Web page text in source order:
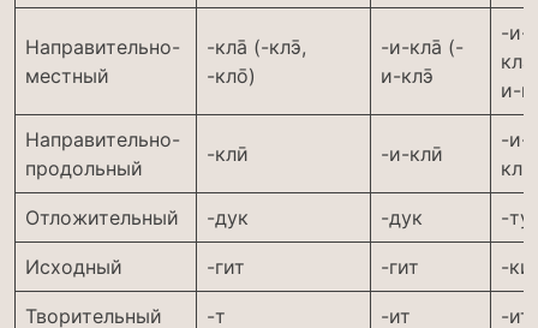
Направительно-
местный
-кла̄ (-клэ̄,
-кло̄)
-и-кла̄ (-
и-клэ̄
-и-
и-
Направительно-
продольный
-клӣ -и-клӣ
-и-
клӣ
Отложительный -дук -дук -
Исходный -гит -гит -
Творительный -т -ит -ит